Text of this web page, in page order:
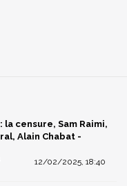
la censure, Sam Raimi,
Alain Chabat -
12/02/2025, 18:40